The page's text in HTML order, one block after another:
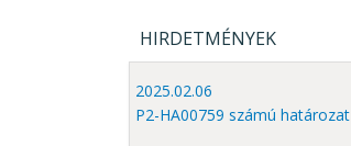
HIRDETMÉNYEK
2025.02.06
P2-HA00759 számú határozat